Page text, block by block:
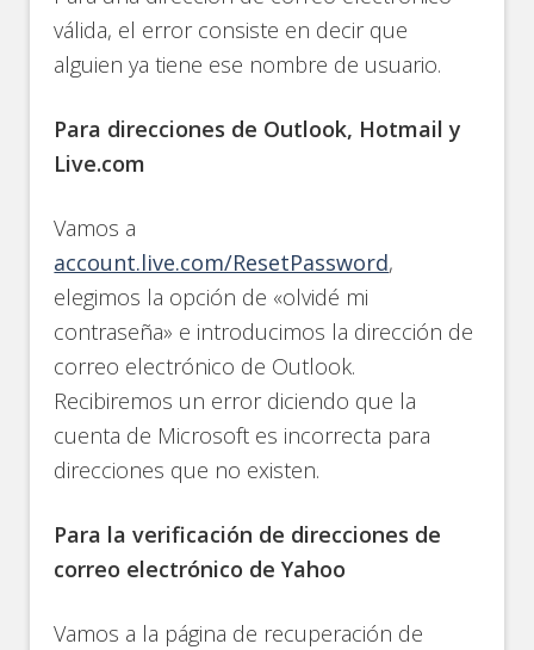
válida, el error consiste en decir que
alguien ya tiene ese nombre de usuario.
Para direcciones de Outlook, Hotmail y
Live.com
Vamos a
account.live.com/ResetPassword,
elegimos la opción de «olvidé mi
contraseña» e introducimos la dirección de
correo electrónico de Outlook.
Recibiremos un error diciendo que la
cuenta de Microsoft es incorrecta para
direcciones que no existen.
Para la verificación de direcciones de
correo electrónico de Yahoo
Vamos a la página de recuperación de